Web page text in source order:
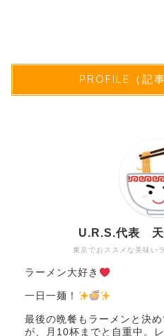
PROFILE（記
東京でおススメな美味い
U.R.S.代表 天
ラーメン大好き
一日一麺！
最後の晩餐もラーメンと決
が、月10杯までと自重中。